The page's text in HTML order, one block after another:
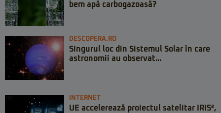
bem apă carbogazoasă?
DESCOPERA.RO
Singurul loc din Sistemul Solar în care
astronomii au observat...
INTERNET
UE accelerează proiectul satelitar IRIS²,